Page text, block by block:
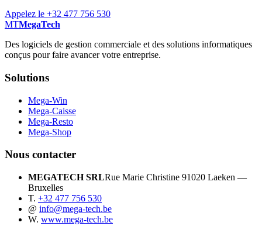
Appelez le +32 477 756 530
MTMegaTech
Des logiciels de gestion commerciale et des solutions informatiques
conçus pour faire avancer votre entreprise.
Solutions
Mega-Win
Mega-Caisse
Mega-Resto
Mega-Shop
Nous contacter
MEGATECH SRLRue Marie Christine 91020 Laeken —
Bruxelles
T. +32 477 756 530
@ info@mega-tech.be
W. www.mega-tech.be